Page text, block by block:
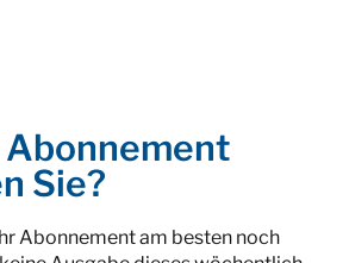
Sie?
Abonnement am besten noch